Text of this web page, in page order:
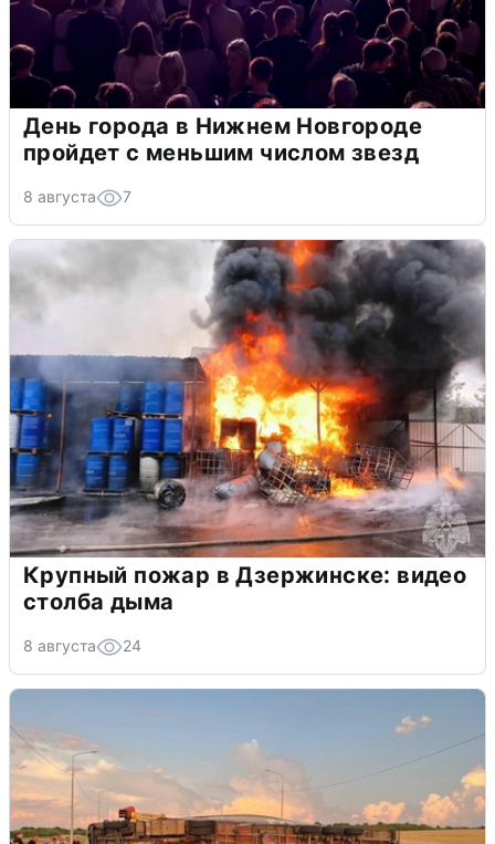
День города в Нижнем Новгороде
пройдет с меньшим числом звезд
8 августа 7
Крупный пожар в Дзержинске: видео
столба дыма
8 августа 24